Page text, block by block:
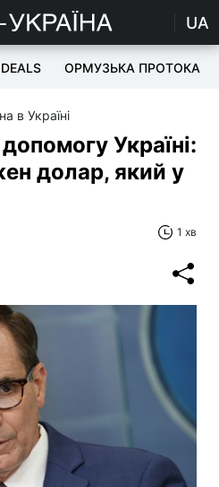
UA
ОРМУЗЬКА ПРОТОКА
в Україні
Україні:
долар, який у
1 хв